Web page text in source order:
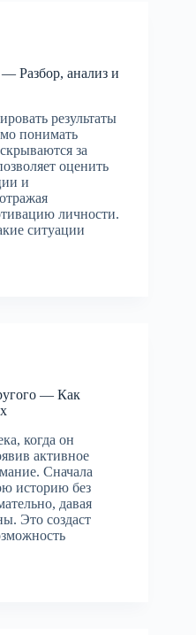
Разбор, анализ и
результаты
понимать
за
оценить
и
личности.
ситуации
— Как
когда он
активное
Сначала
историю без
давая
Это создаст